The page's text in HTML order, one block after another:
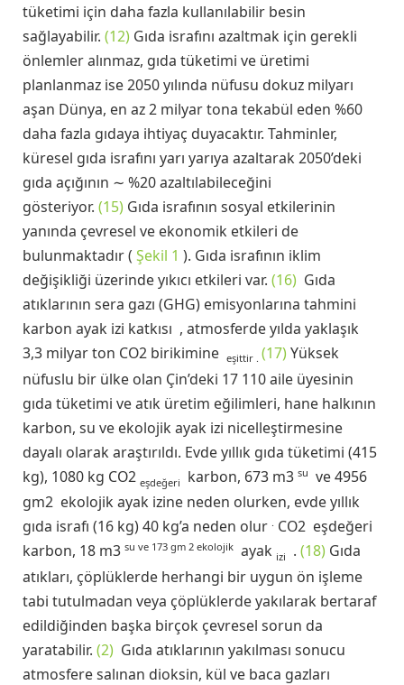
tüketimi için daha fazla kullanılabilir besin
sağlayabilir. (12) Gıda israfını azaltmak için gerekli
önlemler alınmaz, gıda tüketimi ve üretimi
planlanmaz ise 2050 yılında nüfusu dokuz milyarı
aşan Dünya, en az 2 milyar tona tekabül eden %60
daha fazla gıdaya ihtiyaç duyacaktır. Tahminler,
küresel gıda israfını yarı yarıya azaltarak 2050’deki
gıda açığının ∼ %20 azaltılabileceğini
gösteriyor. (15) Gıda israfının sosyal etkilerinin
yanında çevresel ve ekonomik etkileri de
bulunmaktadır ( Şekil 1 ). Gıda israfının iklim
değişikliği üzerinde yıkıcı etkileri var. (16) Gıda
atıklarının sera gazı (GHG) emisyonlarına tahmini
karbon ayak izi katkısı , atmosferde yılda yaklaşık
3,3 milyar ton CO2 birikimine eşittir . (17) Yüksek
nüfuslu bir ülke olan Çin’deki 17 110 aile üyesinin
gıda tüketimi ve atık üretim eğilimleri, hane halkının
karbon, su ve ekolojik ayak izi nicelleştirmesine
dayalı olarak araştırıldı. Evde yıllık gıda tüketimi (415
kg), 1080 kg CO2 eşdeğeri karbon, 673 m3 su ve 4956
gm2 ekolojik ayak izine neden olurken, evde yıllık
gıda israfı (16 kg) 40 kg’a neden olur . CO2 eşdeğeri
karbon, 18 m3 su ve 173 gm 2 ekolojik ayak izi . (18) Gıda
atıkları, çöplüklerde herhangi bir uygun ön işleme
tabi tutulmadan veya çöplüklerde yakılarak bertaraf
edildiğinden başka birçok çevresel sorun da
yaratabilir. (2) Gıda atıklarının yakılması sonucu
atmosfere salınan dioksin, kül ve baca gazları